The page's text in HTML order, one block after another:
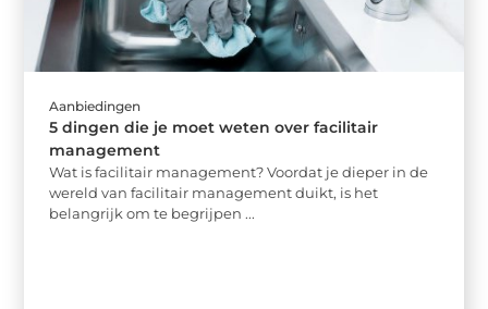
Aanbiedingen
5 dingen die je moet weten over facilitair
management
Wat is facilitair management? Voordat je dieper in de
wereld van facilitair management duikt, is het
belangrijk om te begrijpen ...